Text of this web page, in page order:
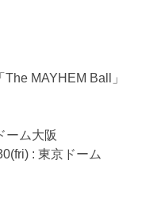
MAYHEM Ball」
ーム大阪
: 東京ドーム